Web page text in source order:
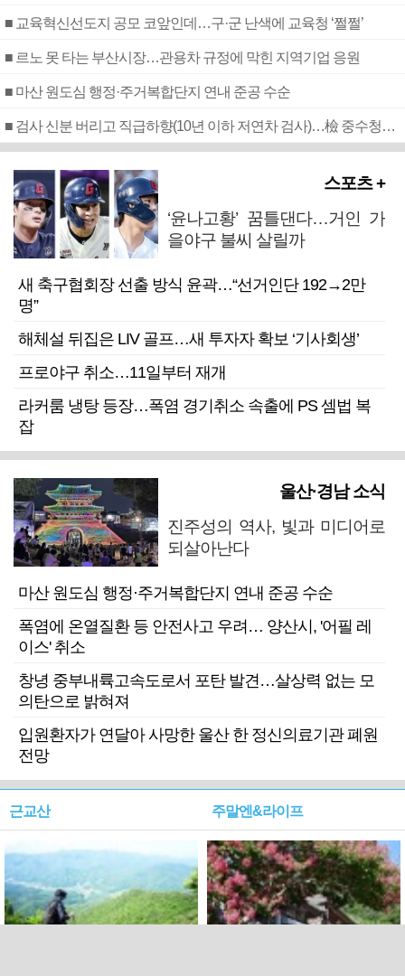
■ 교육혁신선도지 공모 코앞인데…구·군 난색에 교육청 ‘쩔쩔’
■ 르노 못 타는 부산시장…관용차 규정에 막힌 지역기업 응원
■ 마산 원도심 행정·주거복합단지 연내 준공 수순
■ 검사 신분 버리고 직급하향(10년 이하 저연차 검사)…檢 중수청행 기피
스포츠 +
‘윤나고황’ 꿈틀댄다…거인 가
을야구 불씨 살릴까
새 축구협회장 선출 방식 윤곽…“선거인단 192→2만
명”
해체설 뒤집은 LIV 골프…새 투자자 확보 ‘기사회생’
프로야구 취소…11일부터 재개
라커룸 냉탕 등장…폭염 경기취소 속출에 PS 셈법 복
잡
울산·경남 소식
진주성의 역사, 빛과 미디어로
되살아난다
마산 원도심 행정·주거복합단지 연내 준공 수순
폭염에 온열질환 등 안전사고 우려… 양산시, '어필 레
이스' 취소
창녕 중부내륙고속도로서 포탄 발견…살상력 없는 모
의탄으로 밝혀져
입원환자가 연달아 사망한 울산 한 정신의료기관 폐원
전망
근교산 주말엔&라이프